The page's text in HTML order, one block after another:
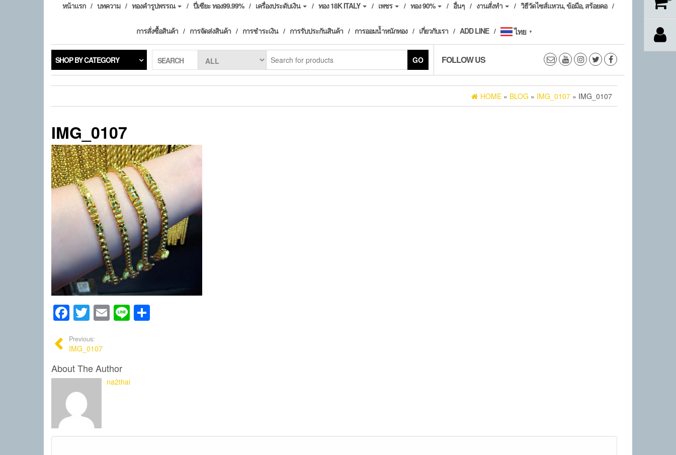
หน้าแรก บทความ ทองคำรูปพรรณ ปี่เซียะ ทอง99.99% เครื่องประดับเงิน ทอง 18K ITALY เพชร ทอง 90% อื่นๆ งานสั่งทำ วิธีวัดไซส์แหวน, ข้อมือ, สร้อยคอ
การสั่งซื้อสินค้า การจัดส่งสินค้า การชำระเงิน การรับประกันสินค้า การออมน้ำหนักทอง เกี่ยวกับเรา ADD LINE ไทย ▼
SHOP BY CATEGORY SEARCH GO FOLLOW US
HOME » BLOG » IMG_0107 » IMG_0107
IMG_0107
Facebook
Twitter
Email
Line
Previous:
IMG_0107
About The Author
na2thai